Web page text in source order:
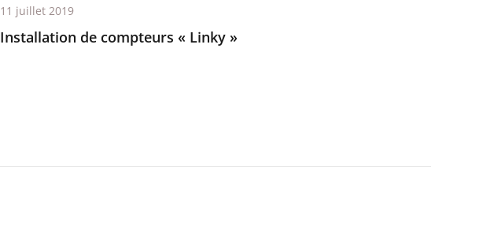
Installation de compteurs « Linky »
11 juillet 2019